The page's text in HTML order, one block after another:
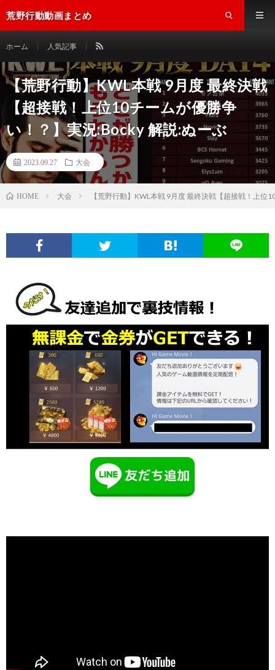
荒野行動動画まとめ
ホーム 人気記事
【荒野行動】KWL本戦 9月度 最終決戦
【超接戦！上位10チームが優勝争
い！？】実況:Bocky 解説:ぬーぶ
2023.09.27 大会
HOME 大会 【荒野行動】KWL本戦 9月度 最終決戦【超接戦！上